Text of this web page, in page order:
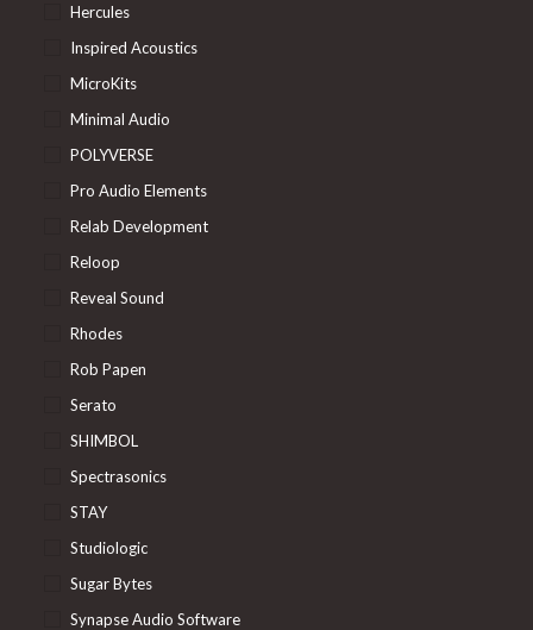
Hercules
Inspired Acoustics
MicroKits
Minimal Audio
POLYVERSE
Pro Audio Elements
Relab Development
Reloop
Reveal Sound
Rhodes
Rob Papen
Serato
SHIMBOL
Spectrasonics
STAY
Studiologic
Sugar Bytes
Synapse Audio Software